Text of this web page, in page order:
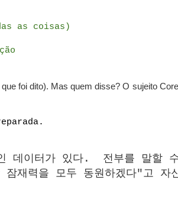
as coisas)
foi dito). Mas quem disse? O sujeito
데이터가 있다. 전부를 말할
재력을 모두 동원하겠다"고 자